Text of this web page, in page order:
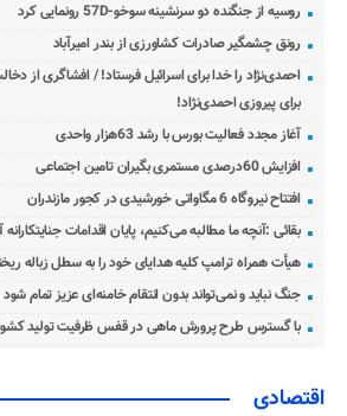
روسیه از جنگنده دو سرنشینه سوخو-57D رونمایی کرد
رونق چشمگیر صادرات کشاورزی از بندر امیرآباد
برای پیروزی احمدی‌نژاد!
آغاز مجدد فعالیت بورس با رشد 63هزار واحدی
افزایش 60درصدی مستمری بگیران تامین اجتماعی
افتتاح نیروگاه 6 مگاواتی خورشیدی در کجور مازندران
بقائی :آنچه ما مطالبه می‌کنیم، پایان اقدامات
هیأت همراه ترامپ کلیه هدایای خود را به سطل زباله
جنگ نباید و نمی‌تواند بدون انتقام خامنه‌ای عزیز تمام شود
با گسترس طرح پرورش ماهی در قفس ظرفیت تولید کشور
اقتصادی